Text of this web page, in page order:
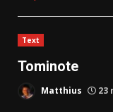
Text
Tominote
Matthius 23